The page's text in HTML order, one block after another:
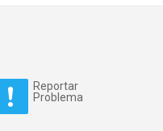
Reportar
Problema